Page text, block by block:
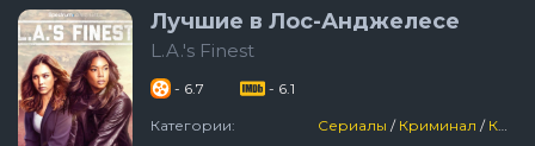
Лучшие в Лос-Анджелесе
L.A.'s Finest
- 6.7 - 6.1
Категории: Сериалы / Криминал / Комедия